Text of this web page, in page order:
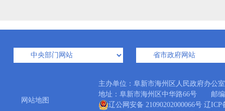
网站地图
主办单位：阜新市海州区人民政府办
地址：阜新市海州区中华路66号 邮
辽公网安备 21090202000066号 辽ICP